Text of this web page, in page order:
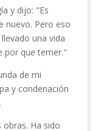
y dijo: "Es
nuevo. Pero eso
una vida
por que temer."
de mi
y condenación
Ha sido